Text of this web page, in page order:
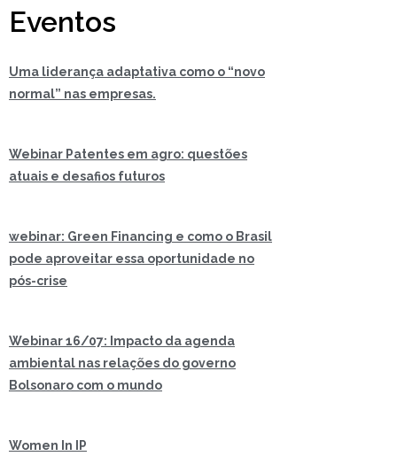
Eventos
Uma liderança adaptativa como o “novo
normal” nas empresas.
Webinar Patentes em agro: questões
atuais e desafios futuros
webinar: Green Financing e como o Brasil
pode aproveitar essa oportunidade no
pós-crise
Webinar 16/07: Impacto da agenda
ambiental nas relações do governo
Bolsonaro com o mundo
Women In IP